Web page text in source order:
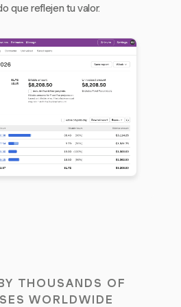
que reflejen tu valor.
THOUSANDS OF
WORLDWIDE